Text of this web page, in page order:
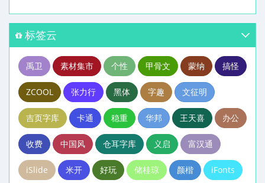
标签云
禹卫 素材集市 个性 甲骨文 蒙纳 搞怪
ZCOOL 张力行 黑体 字趣 文征明
吉页字库 卡通 稳重 华邦 王天喜 办公
收费 中国风 仓耳字库 义启 富汉通
iSlide 米开 好玩 储桂琼 颜楷 iFonts